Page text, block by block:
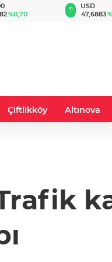
%0,16
EUR
54,9850
Çiftlikköy Altınova